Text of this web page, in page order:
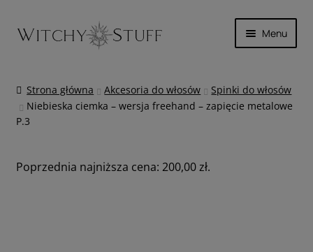
Przejdź
do
Przejdź
do
Menu
MAGICZNIE
Strona główna Akcesoria do włosów
Spinki do włosów
Niebieska ciemka – wersja freehand – zapięcie metalowe
P.3
Poprzednia najniższa cena: 200,00zł.